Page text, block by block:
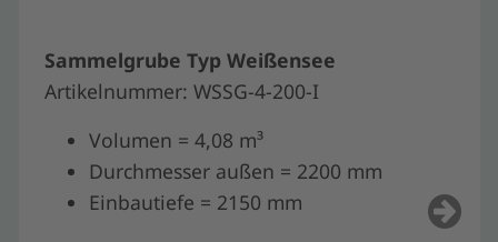
Sammelgrube Typ Weißensee
Artikelnummer: WSSG-4-200-I
Volumen = 4,08 m³
Durchmesser außen = 2200 mm
Einbautiefe = 2150 mm